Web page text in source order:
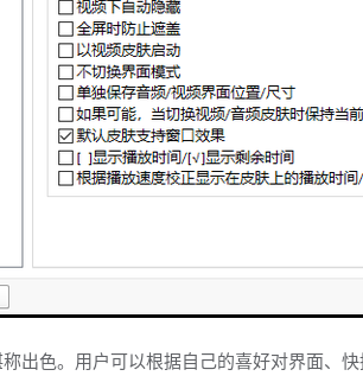
出色。用户可以根据自己的喜好对界面、